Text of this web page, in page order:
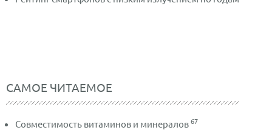
САМОЕ ЧИТАЕМОЕ
Совместимость витаминов и минералов67